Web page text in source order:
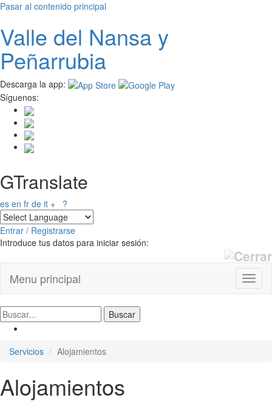
Pasar al contenido principal
Valle del Nansay
Peñarrubia
Descarga la app:
Síguenos:
GTranslate
es en fr de it + ?
Entrar / Registrarse
Introduce tus datos para iniciar sesión:
Menu principal
Servicios Alojamientos
Alojamientos